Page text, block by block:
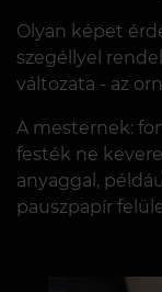
Olyan képet
szegéllyel
változata - az
A mesternek:
festék ne
anyaggal,
pauszpapír